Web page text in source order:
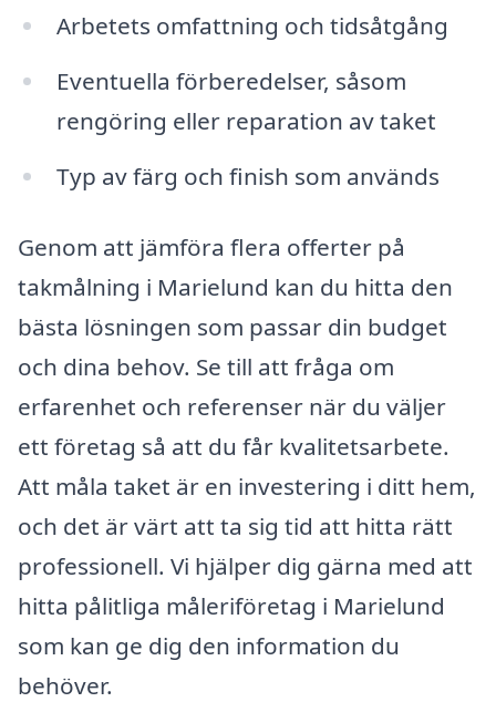
Arbetets omfattning och tidsåtgång
Eventuella förberedelser, såsom
rengöring eller reparation av taket
Typ av färg och finish som används
Genom att jämföra flera offerter på
takmålning i Marielund kan du hitta den
bästa lösningen som passar din budget
och dina behov. Se till att fråga om
erfarenhet och referenser när du väljer
ett företag så att du får kvalitetsarbete.
Att måla taket är en investering i ditt hem,
och det är värt att ta sig tid att hitta rätt
professionell. Vi hjälper dig gärna med att
hitta pålitliga måleriföretag i Marielund
som kan ge dig den information du
behöver.